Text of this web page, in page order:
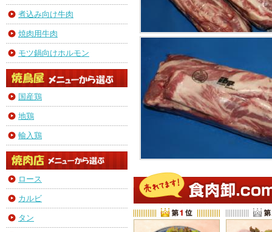
煮込み向け牛肉
焼肉用牛肉
モツ鍋向けホルモン
国産鶏
地鶏
輸入鶏
ロース
カルビ
タン